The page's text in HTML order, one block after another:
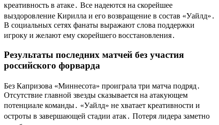
креативность в атаке․ Все надеются на скорейшее
выздоровление Кирилла и его возвращение в состав «Уайлд»․
В социальных сетях фанаты выражают слова поддержки
игроку и желают ему скорейшего восстановления․
Результаты последних матчей без участия
российского форварда
Без Капризова «Миннесота» проиграла три матча подряд․
Отсутствие главной звезды сказывается на атакующем
потенциале команды․ «Уайлд» не хватает креативности и
остроты в завершающей стадии атак․ Потеря лидера заметно